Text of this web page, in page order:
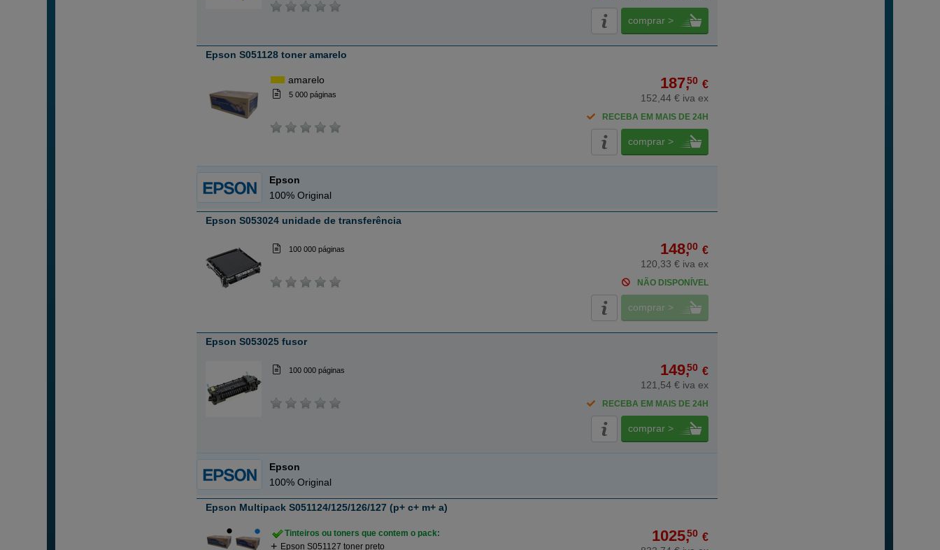
comprar >
Epson S051128 toner amarelo
amarelo
5 000 páginas
187,50 €
152,44 € iva ex
RECEBA EM MAIS DE 24H
comprar >
Epson
100% Original
Epson S053024 unidade de transferência
100 000 páginas 148,00 €
120,33 € iva ex
NÃO DISPONÍVEL
comprar >
Epson S053025 fusor
100 000 páginas 149,50 €
121,54 € iva ex
RECEBA EM MAIS DE 24H
comprar >
Epson
100% Original
Epson Multipack S051124/125/126/127 (p+ c+ m+ a)
Tinteiros ou toners que contem o pack:
Epson S051127 toner preto
1025,50 €